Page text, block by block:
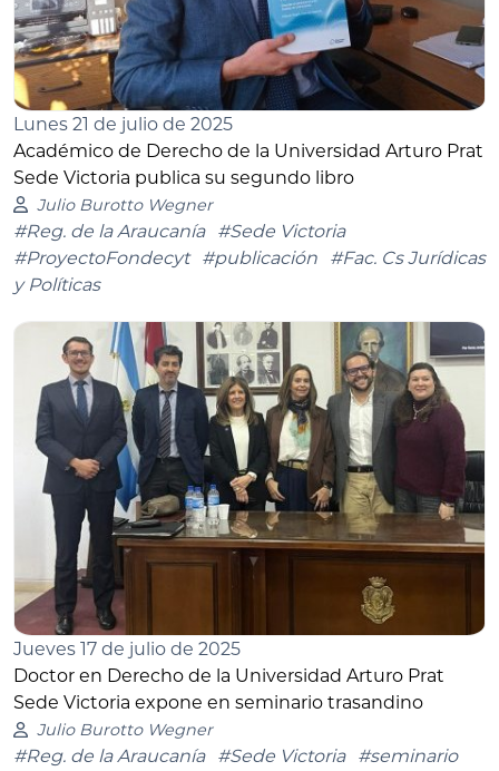
Lunes 21 de julio de 2025
Académico de Derecho de la Universidad Arturo Prat
Sede Victoria publica su segundo libro
Julio Burotto Wegner
#Reg. de la Araucanía
#Sede Victoria
#ProyectoFondecyt
#publicación
#Fac. Cs Jurídicas
y Políticas
Jueves 17 de julio de 2025
Doctor en Derecho de la Universidad Arturo Prat
Sede Victoria expone en seminario trasandino
Julio Burotto Wegner
#Reg. de la Araucanía #Sede Victoria
#seminario